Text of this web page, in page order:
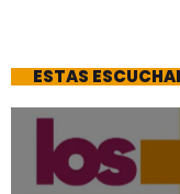
ESTAS